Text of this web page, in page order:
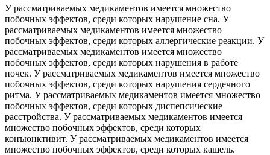
У рассматриваемых медикаментов имеется множество
побочных эффектов, среди которых нарушение сна. У
рассматриваемых медикаментов имеется множество
побочных эффектов, среди которых аллергические реакции. У
рассматриваемых медикаментов имеется множество
побочных эффектов, среди которых нарушения в работе
почек. У рассматриваемых медикаментов имеется множество
побочных эффектов, среди которых нарушения сердечного
ритма. У рассматриваемых медикаментов имеется множество
побочных эффектов, среди которых диспепсические
расстройства. У рассматриваемых медикаментов имеется
множество побочных эффектов, среди которых
конъюнктивит. У рассматриваемых медикаментов имеется
множество побочных эффектов, среди которых кашель.